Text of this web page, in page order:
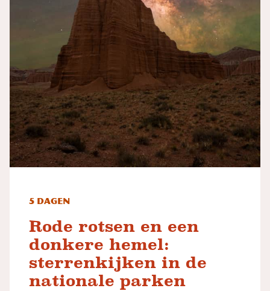
5 dagen
Rode rotsen en een
donkere hemel:
sterrenkijken in de
nationale parken